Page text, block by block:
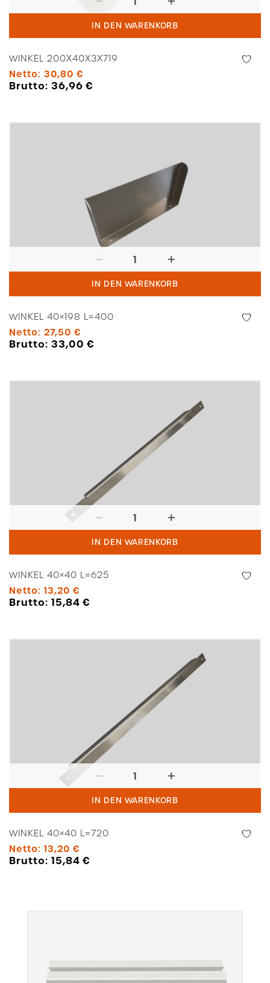
200x40x3x719
IN DEN WARENKORB
WINKEL 200X40X3X719
Netto: 30,80 €
Brutto: 36,96€
40x198
IN DEN WARENKORB
WINKEL 40×198 L=400
Netto: 27,50 €
Brutto: 33,00€
40x40
IN DEN WARENKORB
WINKEL 40×40 L=625
Netto: 13,20 €
Brutto: 15,84€
40x40
IN DEN WARENKORB
WINKEL 40×40 L=720
Netto: 13,20 €
Brutto: 15,84€